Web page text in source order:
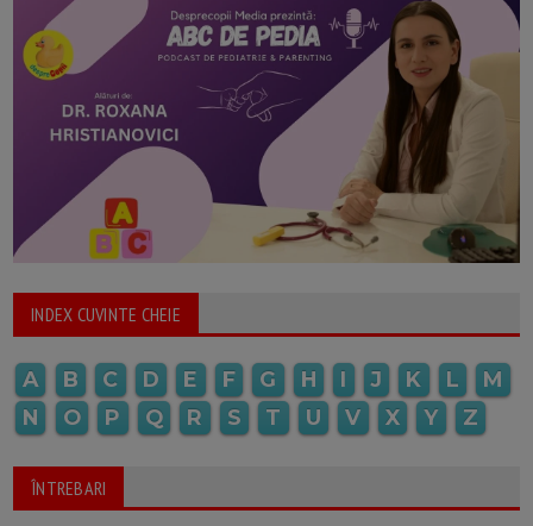
INDEX CUVINTE CHEIE
A B C D E F G H I J K L
M
N
O P Q R S T U V X Y Z
ÎNTREBARI